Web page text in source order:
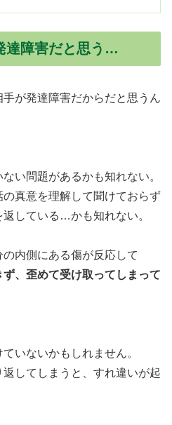
達障害だと思う…
手が発達障害だからだと思うん
い問題があるかも知れない。
真意を理解して聞けておらず
している…かも知れない。
内側にある傷が反応して
、歪めて受け取ってしまって
いないかもしれません。
してしまうと、すれ違いが起